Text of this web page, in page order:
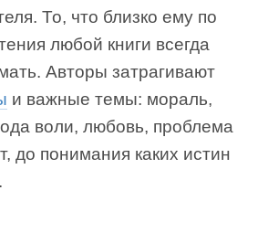
То, что близко ему по
любой книги всегда
Авторы затрагивают
и важные темы: мораль,
воли, любовь, проблема
до понимания каких истин